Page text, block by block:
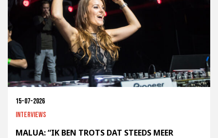
15-07-2026
Interviews
MALUA: “IK BEN TROTS DAT STEEDS MEER